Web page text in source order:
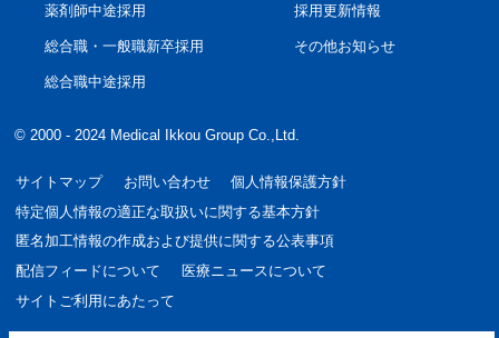
薬剤師中途採用
総合職・一般職新卒採用
総合職中途採用
採用更新情報
その他お知らせ
© 2000 - 2024 Medical Ikkou Group Co.,Ltd.
サイトマップ お問い合わせ
個人情報保護方針
特定個人情報の適正な取扱いに関する基本方針
匿名加工情報の作成および提供に関する公表事項
配信フィードについて
医療ニュースについて
サイトご利用にあたって